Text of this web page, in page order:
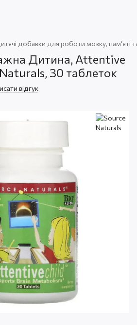
добавки для роботи мозку, пам'яті
Дитина, Attentive
30 таблеток
відгук